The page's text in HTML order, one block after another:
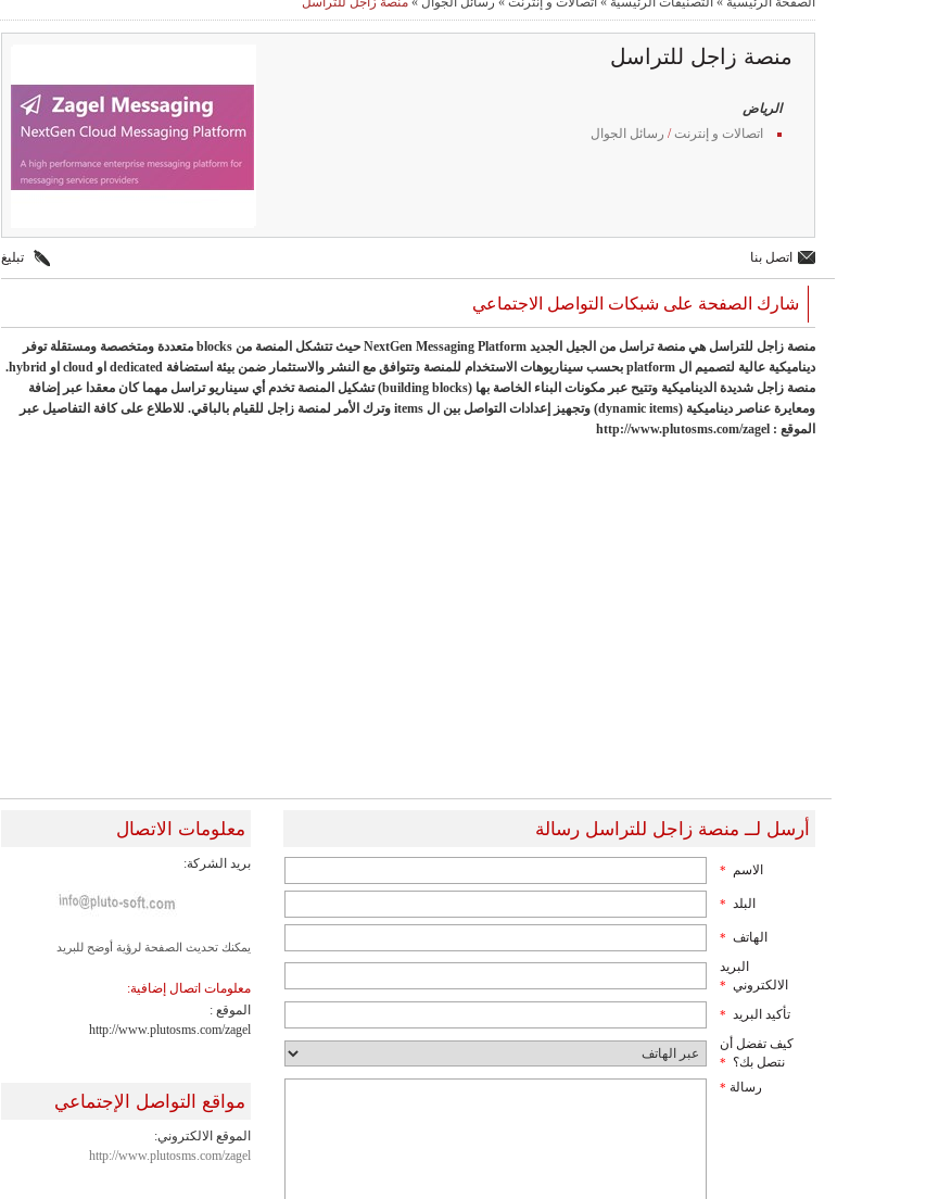
منصة زاجل للتراسل
الرياض
اتصالات و إنترنت/ رسائل الجوال
اتصل بنا تبليغ
شارك الصفحة على شبكات التواصل الاجتماعي
منصة زاجل للتراسل هي منصة تراسل من الجيل الجديد NextGen Messaging Platform حيث تتشكل المنصة من blocks متعددة ومتخصصة ومستقلة توفر
ديناميكية عالية لتصميم ال platform بحسب سيناريوهات الاستخدام للمنصة وتتوافق مع النشر والاستثمار ضمن بيئة استضافة dedicated او cloud او hybrid.
منصة زاجل شديدة الديناميكية وتتيح عبر مكونات البناء الخاصة بها (building blocks) تشكيل المنصة تخدم أي سيناريو تراسل مهما كان معقدا عبر إضافة
ومعايرة عناصر ديناميكية (dynamic items) وتجهيز إعدادات التواصل بين ال items وترك الأمر لمنصة زاجل للقيام بالباقي. للاطلاع على كافة التفاصيل عبر
الموقع : http://www.plutosms.com/zagel
أرسل لــ منصة زاجل للتراسل رسالة
الاسم *
البلد *
الهاتف *
البريد
الالكتروني *
تأكيد البريد *
كيف تفضل أن
نتصل بك؟ *
رسالة *
معلومات الاتصال
بريد الشركة:
يمكنك تحديث الصفحة لرؤية أوضح للبريد
معلومات اتصال إضافية:
الموقع :
http://www.plutosms.com/zagel
مواقع التواصل الإجتماعي
الموقع الالكتروني:
http://www.plutosms.com/zagel